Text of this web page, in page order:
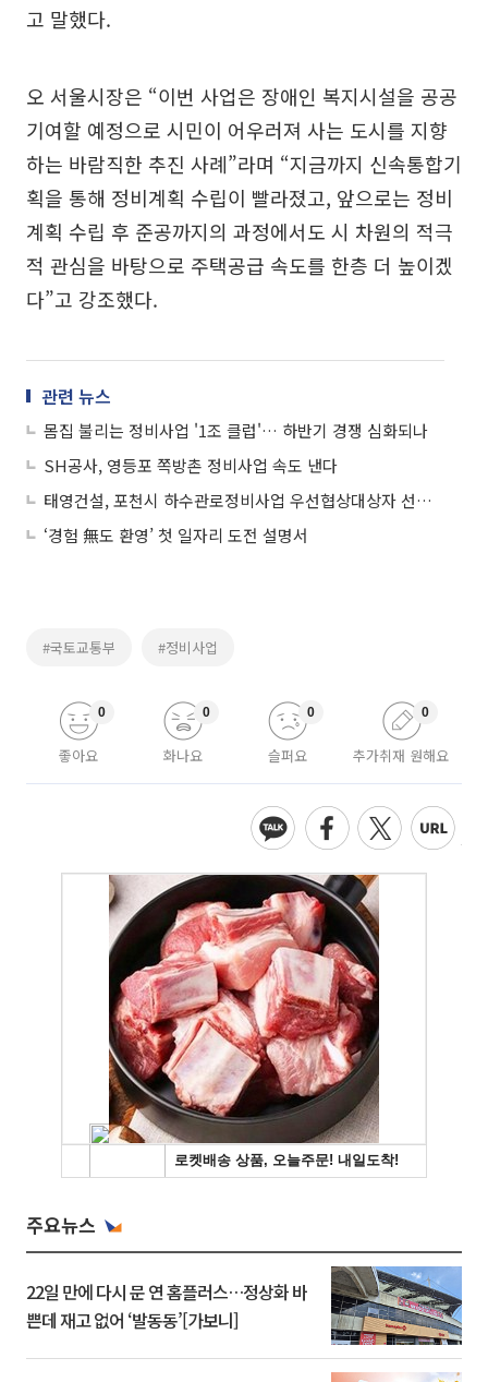
고 말했다.
오 서울시장은 “이번 사업은 장애인 복지시설을 공공
기여할 예정으로 시민이 어우러져 사는 도시를 지향
하는 바람직한 추진 사례”라며 “지금까지 신속통합기
획을 통해 정비계획 수립이 빨라졌고, 앞으로는 정비
계획 수립 후 준공까지의 과정에서도 시 차원의 적극
적 관심을 바탕으로 주택공급 속도를 한층 더 높이겠
다”고 강조했다.
관련 뉴스
몸집 불리는 정비사업 '1조 클럽'… 하반기 경쟁 심화되나
SH공사, 영등포 쪽방촌 정비사업 속도 낸다
태영건설, 포천시 하수관로정비사업 우선협상대상자 선정 눈앞
‘경험 無도 환영’ 첫 일자리 도전 설명서
#국토교통부 #정비사업
좋아요
0
화나요
0
슬퍼요
0
추가취재 원해요
0
주요뉴스
22일 만에 다시 문 연 홈플러스…정상화 바
쁜데 재고 없어 ‘발동동’[가보니]